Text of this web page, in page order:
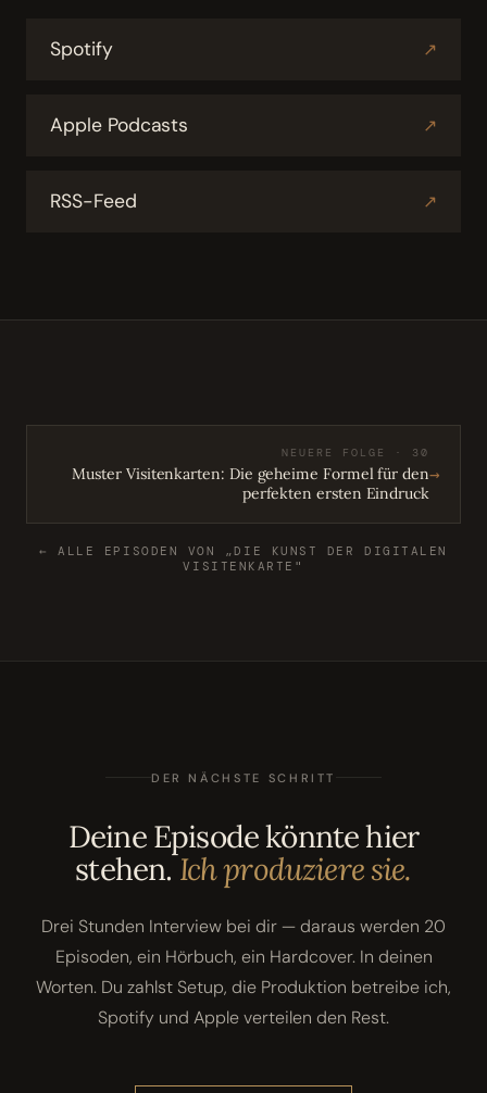
Spotify ↗
Apple Podcasts ↗
RSS-Feed ↗
NEUERE FOLGE · 30
Muster Visitenkarten: Die geheime Formel für den
perfekten ersten Eindruck
→
← ALLE EPISODEN VON „DIE KUNST DER DIGITALEN
VISITENKARTE"
DER NÄCHSTE SCHRITT
Deine Episode könnte hier
stehen.Ich produziere sie.
Drei Stunden Interview bei dir — daraus werden 20
Episoden, ein Hörbuch, ein Hardcover. In deinen
Worten. Du zahlst Setup, die Produktion betreibe ich,
Spotify und Apple verteilen den Rest.